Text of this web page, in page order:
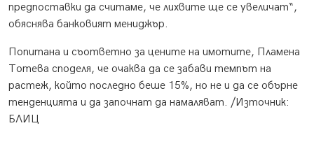
предпоставки да считаме, че лихвите ще се увеличат“,
обяснява банковият мениджър.
Попитана и съответно за цените на имотите, Пламена
Тотева споделя, че очаква да се забави темпът на
растеж, който последно беше 15%, но не и да се обърне
тенденцията и да започнат да намаляват. /Източник:
БЛИЦ